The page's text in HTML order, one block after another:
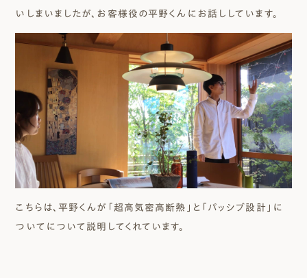
いしまいましたが、お客様役の平野くんにお話ししています。
こちらは、平野くんが「超高気密高断熱」と「パッシブ設計」に
ついてについて説明してくれています。